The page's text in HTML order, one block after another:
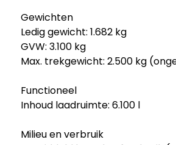
Gewichten
Ledig gewicht: 1.682 kg
GVW: 3.100 kg
Max. trekgewicht: 2.500 kg
Functioneel
Inhoud laadruimte: 6.100 l
Milieu en verbruik